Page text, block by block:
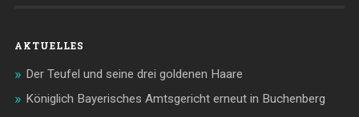
AKTUELLES
Der Teufel und seine drei goldenen Haare
Königlich Bayerisches Amtsgericht erneut in Buchenberg